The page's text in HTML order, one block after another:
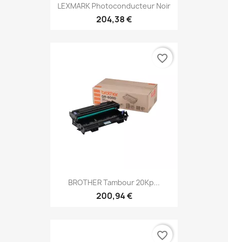
LEXMARK Photoconducteur Noir
204,38 €
BROTHER Tambour 20Kp...
200,94 €
favorite_border
favorite_border